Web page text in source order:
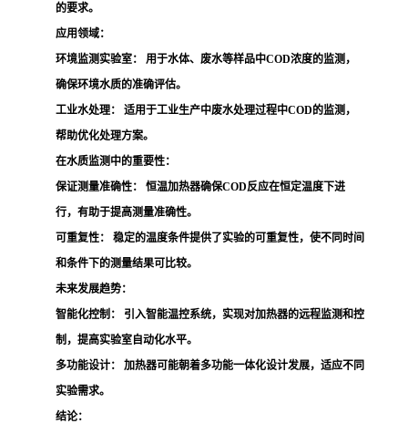
的要求。
应用领域：
环境监测实验室：
用于水体、废水等样品中COD浓度的监测，
确保环境水质的准确评估。
工业水处理：
适用于工业生产中废水处理过程中COD的监测，
帮助优化处理方案。
在水质监测中的重要性：
保证测量准确性：
恒温加热器确保COD反应在恒定温度下进
行，有助于提高测量准确性。
可重复性：
稳定的温度条件提供了实验的可重复性，使不同时间
和条件下的测量结果可比较。
未来发展趋势：
智能化控制：
引入智能温控系统，实现对加热器的远程监测和控
制，提高实验室自动化水平。
多功能设计：
加热器可能朝着多功能一体化设计发展，适应不同
实验需求。
结论：